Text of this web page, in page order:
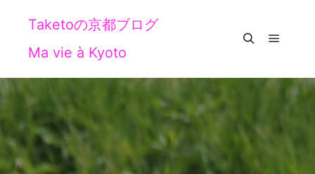
Taketoの京都ブログ
Ma vie à Kyoto